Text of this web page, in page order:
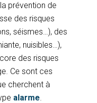
prévention de
des risques
séismes…), des
nuisibles…),
des risques
Ce sont ces
cherchent à
alarme.